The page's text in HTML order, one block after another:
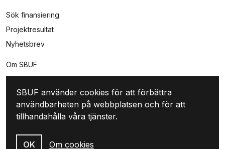
Sök finansiering
Projektresultat
Nyhetsbrev
Om SBUF
Kontakt
Integritet
Mina sidor
Skapa konto
SBUF använder cookies för att förbättra
användbarheten på webbplatsen och för att
tillhandahålla våra tjänster.
OK Om cookies